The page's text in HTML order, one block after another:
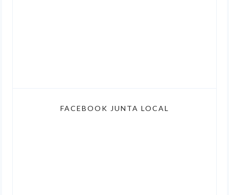
FACEBOOK JUNTA LOCAL